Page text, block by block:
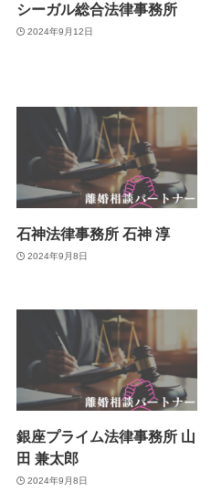
シーガル総合法律事務所
2024年9月12日
石神法律事務所 石神 淳
2024年9月8日
銀座プライム法律事務所 山
田 兼太郎
2024年9月8日